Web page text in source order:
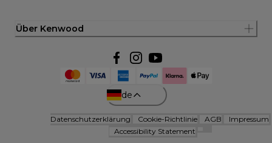
Über Kenwood
de
Datenschutzerklärung Cookie-Richtlinie AGB
Impressum
Accessibility Statement